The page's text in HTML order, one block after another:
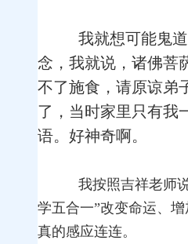
我就想可能鬼
念，我就说，诸佛菩
不了施食，请原谅弟
了，当时家里只有我
语。好神奇啊。
我按照吉祥老师
学五合一”改变命运、
真的感应连连。